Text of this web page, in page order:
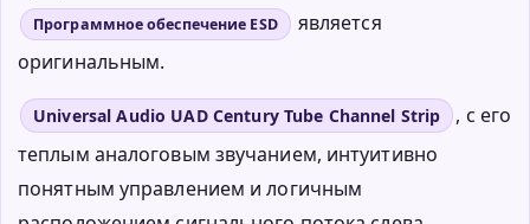
Программное обеспечение ESD
является
оригинальным.
Universal Audio UAD Century Tube Channel Strip
, с его
теплым аналоговым звучанием, интуитивно
понятным управлением и логичным